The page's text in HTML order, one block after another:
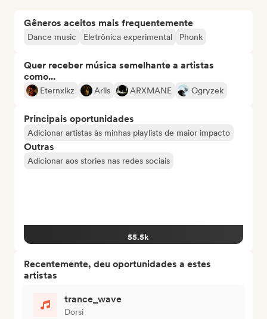
Gêneros aceitos mais frequentemente
Dance music Eletrônica experimental Phonk
Quer receber música semelhante a artistas
como...
Eternxlkz Ariis ARXMANE Ogryzek
Principais oportunidades
Adicionar artistas às minhas playlists de maior impacto
Outras
Adicionar aos stories nas redes sociais
55.5k
Recentemente, deu oportunidades a estes
artistas
trance_wave
Dorsi